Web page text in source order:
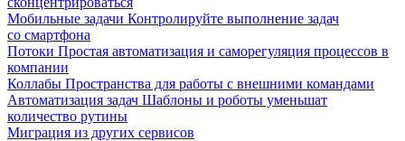
Мобильные задачи Контролируйте выполнение задач
со смартфона
Потоки Простая автоматизация и саморегуляция процессов в
компании
Коллабы Пространства для работы с внешними командами
Автоматизация задач Шаблоны и роботы уменьшат
количество рутины
Миграция из других сервисов